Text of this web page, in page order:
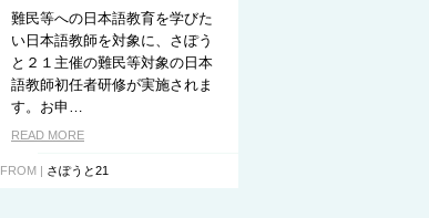
難民等への日本語教育を学びた
い日本語教師を対象に、さぽう
と２１主催の難民等対象の日本
語教師初任者研修が実施されま
す。お申…
READ MORE
FROM | さぽうと21